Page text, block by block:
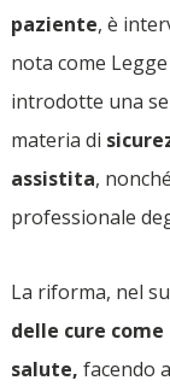
paziente, è
nota come
introdotte una
materia di
assistita,
professionale
La riforma, nel
delle cure
salute, facendo